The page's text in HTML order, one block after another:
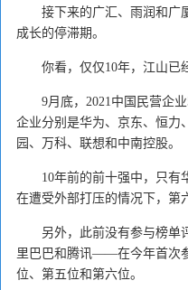
接下来的广汇、雨润和广
成长的停滞期。
你看，仅仅10年，江山已经
9月底，2021中国民营企业
企业分别是华为、京东、恒力
园、万科、联想和中南控股。
10年前的前十强中，只有
在遭受外部打压的情况下，第
另外，此前没有参与榜单
里巴巴和腾讯——在今年首次
位、第五位和第六位。